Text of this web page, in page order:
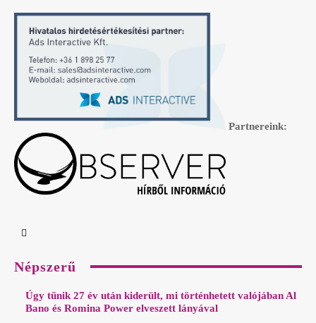
Partnereink:
Népszerű
Úgy tűnik 27 év után kiderült, mi történhetett valójában Al
Bano és Romina Power elveszett lányával